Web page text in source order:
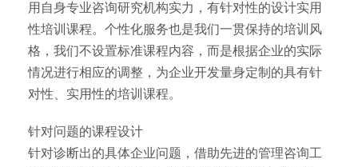
用自身专业咨询研究机构实力，有针对性的设计实用
性培训课程。个性化服务也是我们一贯保持的培训风
格，我们不设置标准课程内容，而是根据企业的实际
情况进行相应的调整，为企业开发量身定制的具有针
对性、实用性的培训课程。
针对问题的课程设计
针对诊断出的具体企业问题，借助先进的管理咨询工